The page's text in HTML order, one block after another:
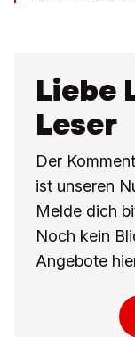
Liebe
Leser
Der
ist unseren
Melde dich
Noch kein
Angebote